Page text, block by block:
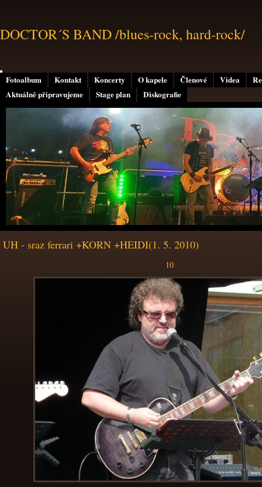
Fotoalbum Kontakt Koncerty O kapele Členové Videa
Aktuálně připravujeme
Stage plan Diskografie
DOCTOR´S BAND /blues-rock, hard-rock/
UH - sraz ferrari +KORN +HEIDI(1. 5. 2010)
10